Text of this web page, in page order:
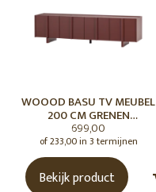
WOOOD BASU TV MEUBEL
200 CM GRENEN
BORDEAUXROOD [fsc]
699,00
of 233,00 in 3 termijnen
Bekijk product